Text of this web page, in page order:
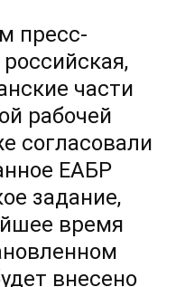
пресс-
части
рабочей
согласовали
ЕАБР
задание,
время
внесено